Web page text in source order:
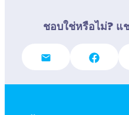
ชอบใช่หรือไม่? แ